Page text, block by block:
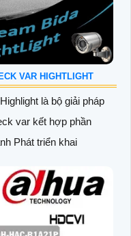
VAR HIGHTLIGHT
là bộ giải pháp
var kết hợp phần
Phát triển khai